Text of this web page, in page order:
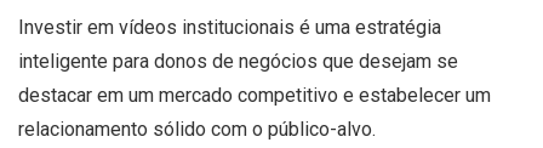
Investir em vídeos institucionais é uma estratégia
inteligente para donos de negócios que desejam se
destacar em um mercado competitivo e estabelecer um
relacionamento sólido com o público-alvo.